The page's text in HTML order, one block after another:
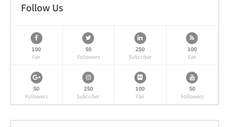
Follow Us
100
Fan
50
Followers
250
Subcriber
100
Fan
50
Followers
250
Subcriber
100
Fan
50
Followers